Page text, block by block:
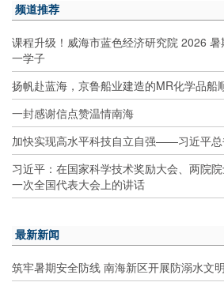
频道推荐
课程升级！威海市蓝色经济研究院 2026
一学子
扬帆赴蓝海，京鲁船业建造的MR化学品船
一封感谢信点赞温情南海
加快实现高水平科技自立自强——习近平
习近平：在国家科学技术奖励大会、两院
一次全国代表大会上的讲话
最新新闻
筑牢暑期安全防线 南海新区开展防溺水文